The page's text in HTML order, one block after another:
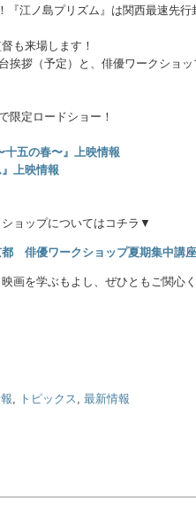
『江ノ島プリズム』は関西最速先行
も来場します！
挨拶（予定）と、俳優ワークショッ
限定ロードショー！
五の春〜』上映情報
上映情報
ョップについてはコチラ▼
俳優ワークショップ夏期集中講
画を学ぶもよし、ぜひともご関心く
トピックス 最新情報